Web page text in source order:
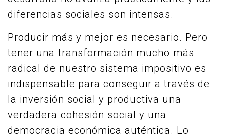
diferencias sociales son intensas.
Producir más y mejor es necesario. Pero
tener una transformación mucho más
radical de nuestro sistema impositivo es
indispensable para conseguir a través de
la inversión social y productiva una
verdadera cohesión social y una
democracia económica auténtica. Lo